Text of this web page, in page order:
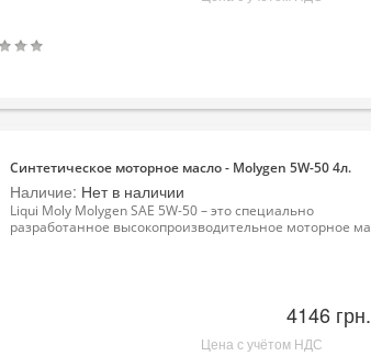
Синтетическое моторное масло - Molygen 5W-50 4л.
Наличие: Нет в наличии
Liqui Moly Molygen SAE 5W-50 – это специально
разработанное высокопроизводительное моторное
4146 грн.
Цена с учётом НДС